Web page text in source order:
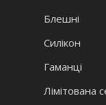
Блешні
Силікон
Гаманці
Лімітована